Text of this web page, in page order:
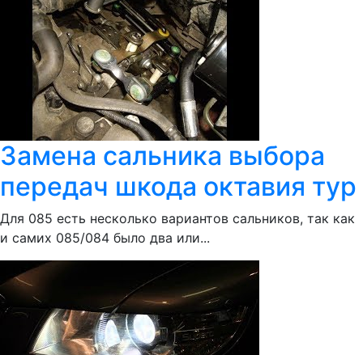
Замена сальника выбора
передач шкода октавия тур
Для 085 есть несколько вариантов сальников, так как
и самих 085/084 было два или...